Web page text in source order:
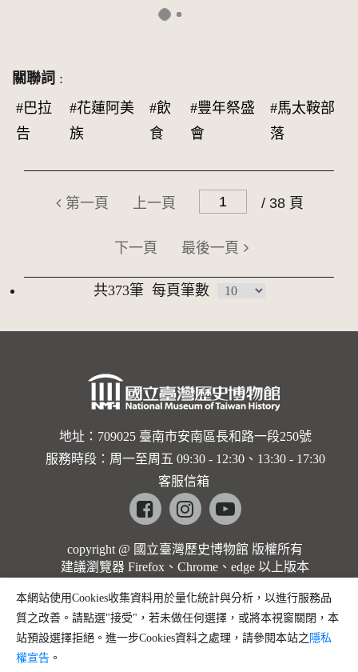
關聯詞 :
#巴拉
告
#花蓮阿美
族
#飲
食
#豐年祭盛
會
#馬太鞍部
落
第一頁 上一頁 / 38 頁
下一頁 最後一頁
共373筆 每頁筆數
地址：709025 臺南市安南區長和路一段250號
服務時段：周一至周五 09:30 - 12:30、13:30 - 17:30
客服信箱
Facebookinstagramyoutube
copyright @ 國立臺灣歷史博物館 版權所有
建議瀏覽器 Firefox、Chrome、edge 以上版本
本網站使用Cookies收集資料用於量化統計與分析，以進行服務品
質之改善。請點選"接受"，若未做任何選擇，或將本視窗關閉，本
站預設選擇拒絕。進一步Cookies資料之處理，請參閱本站之 隱私
權宣告 。